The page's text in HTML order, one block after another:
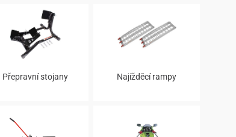
Přepravní stojany Najížděcí rampy